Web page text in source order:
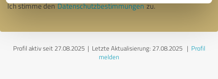
Ich stimme denDatenschutzbestimmungenzu.
Profil aktiv seit 27.08.2025 | Letzte Aktualisierung: 27.08.2025| Profil
melden